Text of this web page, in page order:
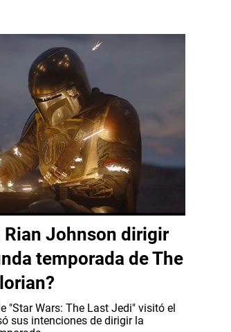
Rian Johnson dirigir
temporada de The
"Star Wars: The Last Jedi" visitó el
sus intenciones de dirigir la